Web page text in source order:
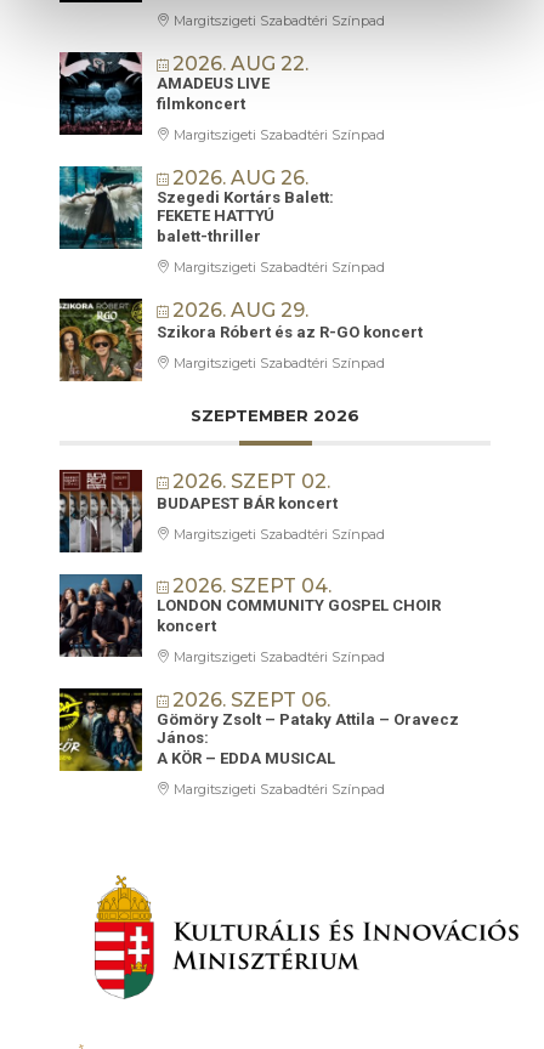
Margitszigeti Szabadtéri Színpad
2026. AUG 22.
AMADEUS LIVE
filmkoncert
Margitszigeti Szabadtéri Színpad
2026. AUG 26.
Szegedi Kortárs Balett:
FEKETE HATTYÚ
balett-thriller
Margitszigeti Szabadtéri Színpad
2026. AUG 29.
Szikora Róbert és az R-GO koncert
Margitszigeti Szabadtéri Színpad
SZEPTEMBER 2026
2026. SZEPT 02.
BUDAPEST BÁR koncert
Margitszigeti Szabadtéri Színpad
2026. SZEPT 04.
LONDON COMMUNITY GOSPEL CHOIR
koncert
Margitszigeti Szabadtéri Színpad
2026. SZEPT 06.
Gömöry Zsolt – Pataky Attila – Oravecz
János:
A KÖR – EDDA MUSICAL
Margitszigeti Szabadtéri Színpad